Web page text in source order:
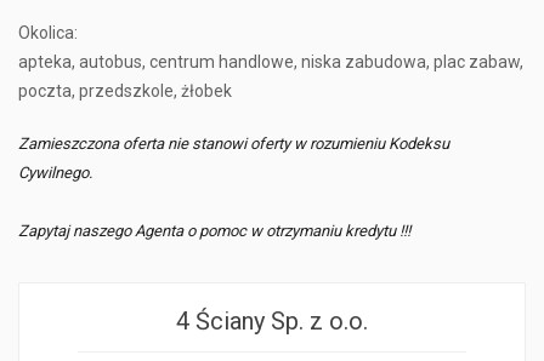
Okolica:
apteka, autobus, centrum handlowe, niska zabudowa, plac zabaw,
poczta, przedszkole, żłobek
Zamieszczona oferta nie stanowi oferty w rozumieniu Kodeksu
Cywilnego.
Zapytaj naszego Agenta o pomoc w otrzymaniu kredytu !!!
4 Ściany Sp. z o.o.